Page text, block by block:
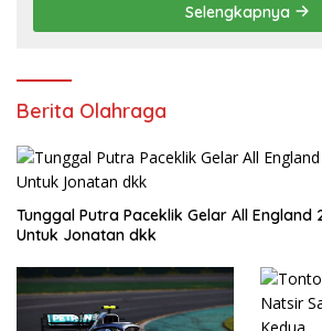
Selengkapnya
Berita Olahraga
Tunggal Putra Paceklik Gelar All England
Untuk Jonatan dkk